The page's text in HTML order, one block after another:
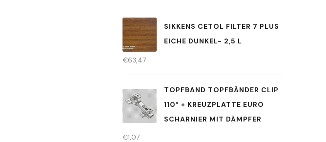
SIKKENS CETOL FILTER 7 PLUS
EICHE DUNKEL- 2,5 L
€63,47
TOPFBAND TOPFBÄNDER CLIP
110° + KREUZPLATTE EURO
SCHARNIER MIT DÄMPFER
€1,07